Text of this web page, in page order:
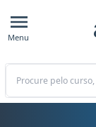
Menu
Buscar